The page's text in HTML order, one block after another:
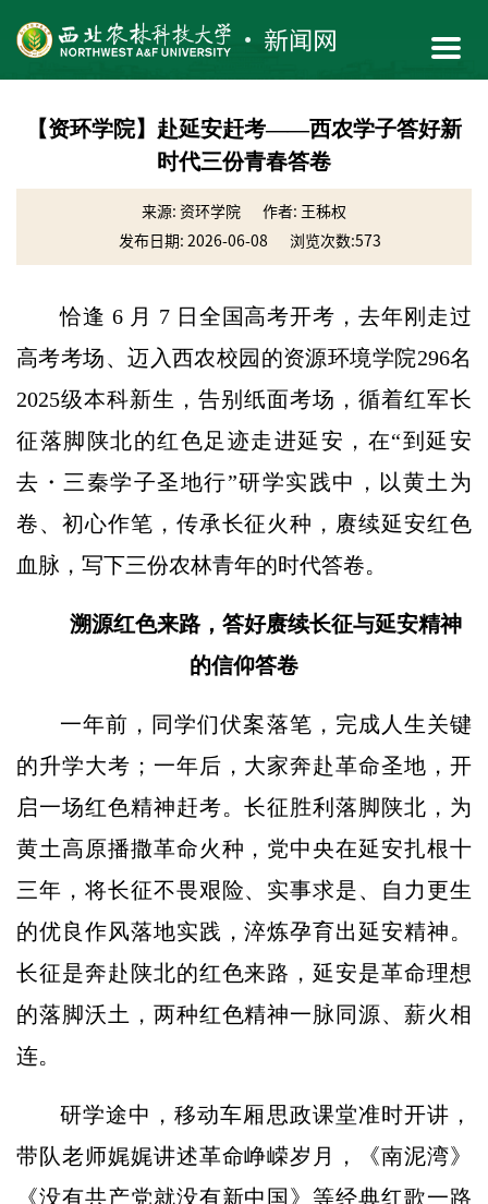
【资环学院】赴延安赶考——西农学子答好新
时代三份青春答卷
来源: 资环学院
作者: 王秭权
发布日期: 2026-06-08
浏览次数:573
恰逢 6 月 7 日全国高考开考，去年刚走过
高考考场、迈入西农校园的资源环境学院296名
2025级本科新生，告别纸面考场，循着红军长
征落脚陕北的红色足迹走进延安，在“到延安
去・三秦学子圣地行”研学实践中，以黄土为
卷、初心作笔，传承长征火种，赓续延安红色
血脉，写下三份农林青年的时代答卷。
溯源红色来路，答好赓续长征与延安精神
的信仰答卷
一年前，同学们伏案落笔，完成人生关键
的升学大考；一年后，大家奔赴革命圣地，开
启一场红色精神赶考。长征胜利落脚陕北，为
黄土高原播撒革命火种，党中央在延安扎根十
三年，将长征不畏艰险、实事求是、自力更生
的优良作风落地实践，淬炼孕育出延安精神。
长征是奔赴陕北的红色来路，延安是革命理想
的落脚沃土，两种红色精神一脉同源、薪火相
连。
研学途中，移动车厢思政课堂准时开讲，
带队老师娓娓讲述革命峥嵘岁月，《南泥湾》
《没有共产党就没有新中国》等经典红歌一路